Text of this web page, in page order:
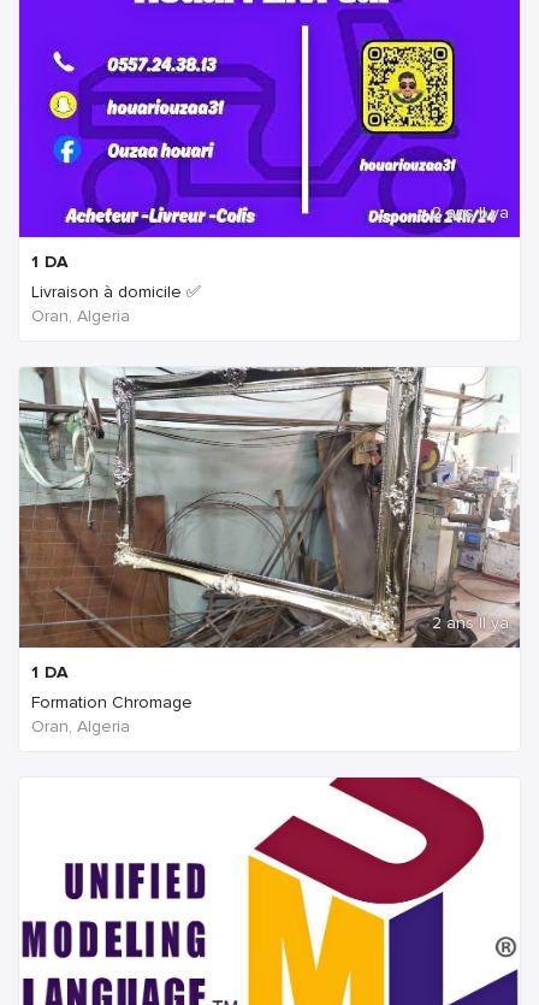
2 ans Il ya
1 DA
Livraison à domicile ✅
Oran, Algeria
2 ans Il ya
1 DA
Formation Chromage
Oran, Algeria